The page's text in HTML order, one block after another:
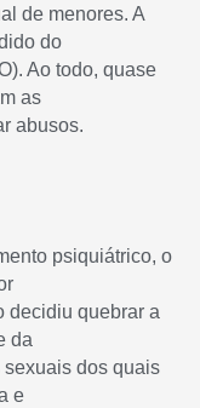
de menores. A
do
Ao todo, quase
as
abusos.
psiquiátrico, o
decidiu quebrar a
da
dos quais
e